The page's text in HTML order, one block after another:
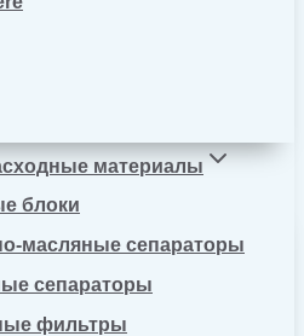
материалы
блоки
масляные сепараторы
сепараторы
фильтры